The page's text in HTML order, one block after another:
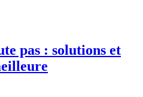
pas : solutions et